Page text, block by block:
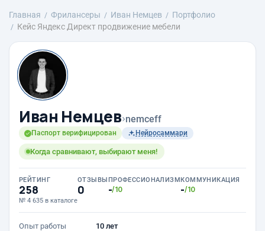
Главная Фрилансеры Иван Немцев
Портфолио
Кейс Яндекс Директ продвижение мебели
Иван Немцев›nemceff
Паспорт верифицирован Нейросаммари
Когда сравнивают, выбирают меня!
РЕЙТИНГ
258
№ 4 635 в каталоге
ОТЗЫВЫ
0
ПРОФЕССИОНАЛИЗМ
-/10
КОММУНИКАЦИЯ
-/10
Опыт работы
10 лет